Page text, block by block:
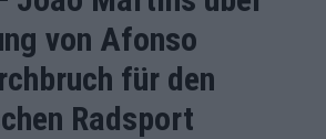
von Afonso
für den
Radsport